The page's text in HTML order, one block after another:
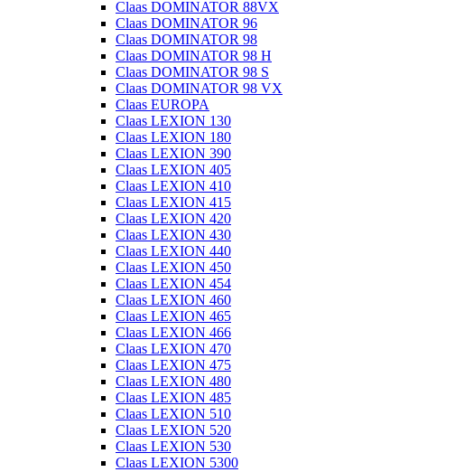
Claas DOMINATOR 88VX
Claas DOMINATOR 96
Claas DOMINATOR 98
Claas DOMINATOR 98 H
Claas DOMINATOR 98 S
Claas DOMINATOR 98 VX
Claas EUROPA
Claas LEXION 130
Claas LEXION 180
Claas LEXION 390
Claas LEXION 405
Claas LEXION 410
Claas LEXION 415
Claas LEXION 420
Claas LEXION 430
Claas LEXION 440
Claas LEXION 450
Claas LEXION 454
Claas LEXION 460
Claas LEXION 465
Claas LEXION 466
Claas LEXION 470
Claas LEXION 475
Claas LEXION 480
Claas LEXION 485
Claas LEXION 510
Claas LEXION 520
Claas LEXION 530
Claas LEXION 5300